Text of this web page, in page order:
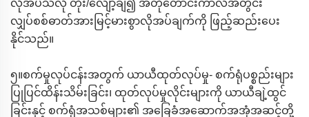
လိုအပ်သလို တိုး/လျော့ချ၍ အတိုတောင်းကာလအတွင်း
လျှပ်စစ်ဓာတ်အားမြင့်မားစွာလိုအပ်ချက်ကို ဖြည့်ဆည်းပေး
နိုင်သည်။
၅။စက်မှုလုပ်ငန်းအတွက် ယာယီထုတ်လုပ်မှု- စက်ရုံပစ္စည်းများ
ပြုပြင်ထိန်းသိမ်းခြင်း၊ ထုတ်လုပ်မှုလိုင်းများကို ယာယီချဲ့ထွင်
ခြင်းနှင့် စက်ရုံအသစ်များ၏ အခြေခံအဆောက်အအုံအဆင့်တို့